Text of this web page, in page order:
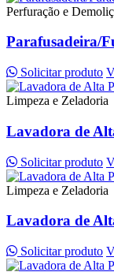
Perfuração e
Parafusadeira/
Solicitar produto
Limpeza e Zeladoria
Lavadora de
Solicitar produto
Limpeza e Zeladoria
Lavadora de
Solicitar produto